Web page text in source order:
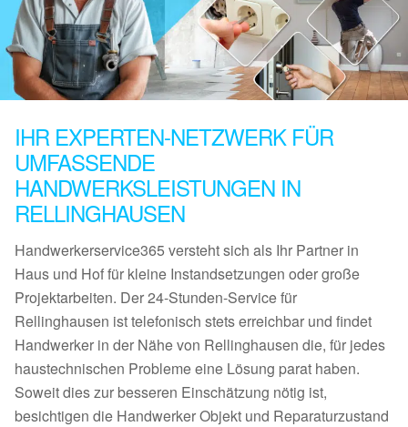
IHR EXPERTEN-NETZWERK FÜR
UMFASSENDE
HANDWERKSLEISTUNGEN IN
RELLINGHAUSEN
Handwerkerservice365 versteht sich als Ihr Partner in
Haus und Hof für kleine Instandsetzungen oder große
Projektarbeiten. Der 24-Stunden-Service für
Rellinghausen ist telefonisch stets erreichbar und findet
Handwerker in der Nähe von Rellinghausen die, für jedes
haustechnischen Probleme eine Lösung parat haben.
Soweit dies zur besseren Einschätzung nötig ist,
besichtigen die Handwerker Objekt und Reparaturzustand